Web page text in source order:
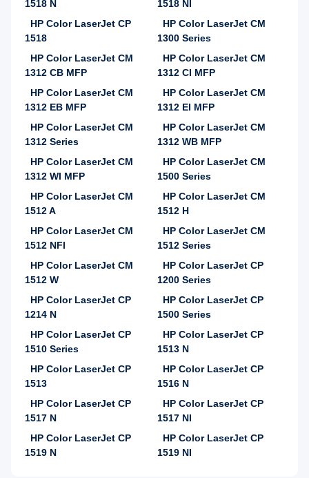
1518 N
1518 NI
HP Color LaserJet CP
1518
HP Color LaserJet CM
1300 Series
HP Color LaserJet CM
1312 CB MFP
HP Color LaserJet CM
1312 CI MFP
HP Color LaserJet CM
1312 EB MFP
HP Color LaserJet CM
1312 EI MFP
HP Color LaserJet CM
1312 Series
HP Color LaserJet CM
1312 WB MFP
HP Color LaserJet CM
1312 WI MFP
HP Color LaserJet CM
1500 Series
HP Color LaserJet CM
1512 A
HP Color LaserJet CM
1512 H
HP Color LaserJet CM
1512 NFI
HP Color LaserJet CM
1512 Series
HP Color LaserJet CM
1512 W
HP Color LaserJet CP
1200 Series
HP Color LaserJet CP
1214 N
HP Color LaserJet CP
1500 Series
HP Color LaserJet CP
1510 Series
HP Color LaserJet CP
1513 N
HP Color LaserJet CP
1513
HP Color LaserJet CP
1516 N
HP Color LaserJet CP
1517 N
HP Color LaserJet CP
1517 NI
HP Color LaserJet CP
1519 N
HP Color LaserJet CP
1519 NI